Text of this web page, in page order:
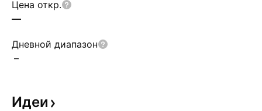
Цена откр.
—
Дневной диапазон
–
Идеи